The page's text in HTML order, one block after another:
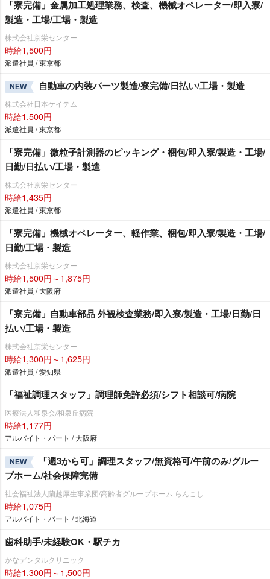
「寮完備」金属加工処理業務、検査、機械オペレーター/即入寮/
製造・工場/工場・製造
株式会社京栄センター
時給1,500円
派遣社員 / 東京都
NEW 自動車の内装パーツ製造/寮完備/日払い/工場・製造
株式会社日本ケイテム
時給1,500円
派遣社員 / 東京都
「寮完備」微粒子計測器のピッキング・梱包/即入寮/製造・工場/
日勤/日払い/工場・製造
株式会社京栄センター
時給1,435円
派遣社員 / 東京都
「寮完備」機械オペレーター、軽作業、梱包/即入寮/製造・工場/
日勤/工場・製造
株式会社京栄センター
時給1,500円～1,875円
派遣社員 / 大阪府
「寮完備」自動車部品 外観検査業務/即入寮/製造・工場/日勤/日
払い/工場・製造
株式会社京栄センター
時給1,300円～1,625円
派遣社員 / 愛知県
「福祉調理スタッフ」調理師免許必須/シフト相談可/病院
医療法人和泉会/和泉丘病院
時給1,177円
アルバイト・パート / 大阪府
NEW
「週3から可」調理スタッフ/無資格可/午前のみ/グルー
プホーム/社会保障完備
社会福祉法人蘭越厚生事業団/高齢者グループホーム らんこし
時給1,075円
アルバイト・パート / 北海道
歯科助手/未経験OK・駅チカ
かなデンタルクリニック
時給1,300円～1,500円